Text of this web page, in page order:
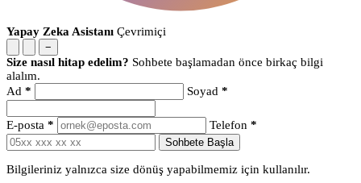
Yapay Zeka Asistanı Çevrimiçi
−
Size nasıl hitap edelim? Sohbete başlamadan önce birkaç bilgi
alalım.
Ad * Soyad *
E-posta * Telefon *
Sohbete Başla
Bilgileriniz yalnızca size dönüş yapabilmemiz için kullanılır.